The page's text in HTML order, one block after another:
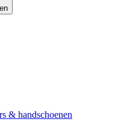
& handschoenen